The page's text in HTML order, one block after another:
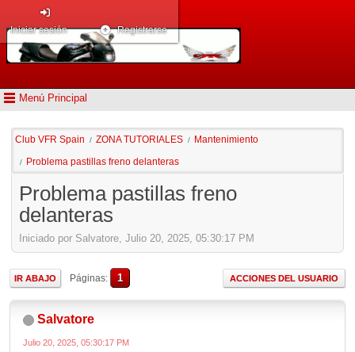
Menú Principal
Iniciar sesión Registrarse
Club VFR Spain / ZONA TUTORIALES / Mantenimiento
/ Problema pastillas freno delanteras
Problema pastillas freno
delanteras
Iniciado por Salvatore, Julio 20, 2025, 05:30:17 PM
IR ABAJO Páginas 1 ACCIONES DEL USUARIO
Salvatore
Julio 20, 2025, 05:30:17 PM